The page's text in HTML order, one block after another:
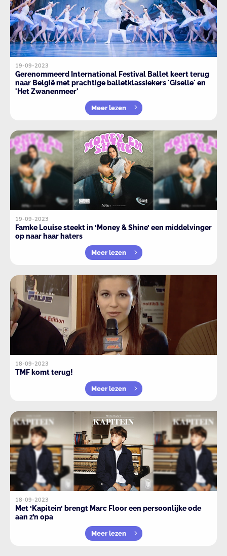
19-09-2023
Gerenommeerd International Festival Ballet keert terug
naar België met prachtige balletklassiekers 'Giselle' en
'Het Zwanenmeer'
Meer lezen
19-09-2023
Famke Louise steekt in ‘Money & Shine’ een middelvinger
op naar haar haters
Meer lezen
18-09-2023
TMF komt terug!
Meer lezen
18-09-2023
Met ‘Kapitein’ brengt Marc Floor een persoonlijke ode
aan z’n opa
Meer lezen